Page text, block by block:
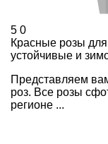
5 0
Красные розы
устойчивые и
Представляем
роз. Все розы
регионе ...